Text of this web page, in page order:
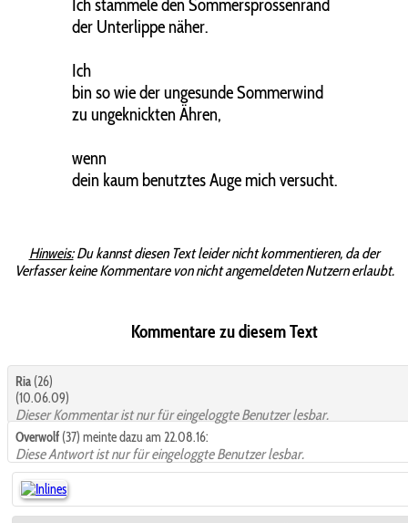
Ich stammele den Sommersprossenrand
der Unterlippe näher.
Ich
bin so wie der ungesunde Sommerwind
zu ungeknickten Ähren,
wenn
dein kaum benutztes Auge mich versucht.
Hinweis:Du kannst diesen Text leider nicht kommentieren, da der
Verfasser keine Kommentare von nicht angemeldeten Nutzern erlaubt.
Kommentare zu diesem Text
Ria (26)
(10.06.09)
Dieser Kommentar ist nur für eingeloggte Benutzer lesbar.
Overwolf (37) meinte dazu am 22.08.16:
Diese Antwort ist nur für eingeloggte Benutzer lesbar.